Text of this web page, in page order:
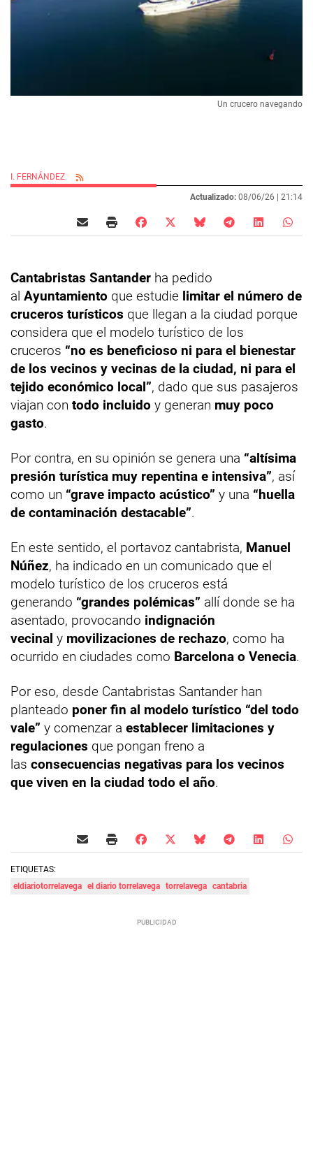
Un crucero navegando
I. FERNÁNDEZ
Actualizado: 08/06/26 | 21:14
Cantabristas Santander ha pedido
al Ayuntamiento que estudie limitar el número de
cruceros turísticos que llegan a la ciudad porque
considera que el modelo turístico de los
cruceros “no es beneficioso ni para el bienestar
de los vecinos y vecinas de la ciudad, ni para el
tejido económico local”, dado que sus pasajeros
viajan con todo incluido y generan muy poco
gasto.
Por contra, en su opinión se genera una “altísima
presión turística muy repentina e intensiva”, así
como un “grave impacto acústico” y una “huella
de contaminación destacable”.
En este sentido, el portavoz cantabrista, Manuel
Núñez, ha indicado en un comunicado que el
modelo turístico de los cruceros está
generando “grandes polémicas” allí donde se ha
asentado, provocando indignación
vecinal y movilizaciones de rechazo, como ha
ocurrido en ciudades como Barcelona o Venecia.
Por eso, desde Cantabristas Santander han
planteado poner fin al modelo turístico “del todo
vale” y comenzar a establecer limitaciones y
regulaciones que pongan freno a
las consecuencias negativas para los vecinos
que viven en la ciudad todo el año.
ETIQUETAS:
eldiariotorrelavega el diario torrelavega torrelavega cantabria